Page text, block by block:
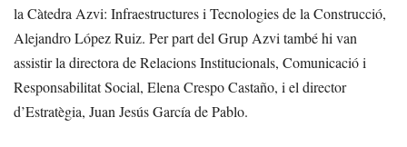
la Càtedra Azvi: Infraestructures i Tecnologies de la Construcció,
Alejandro López Ruiz. Per part del Grup Azvi també hi van
assistir la directora de Relacions Institucionals, Comunicació i
Responsabilitat Social, Elena Crespo Castaño, i el director
d’Estratègia, Juan Jesús García de Pablo.